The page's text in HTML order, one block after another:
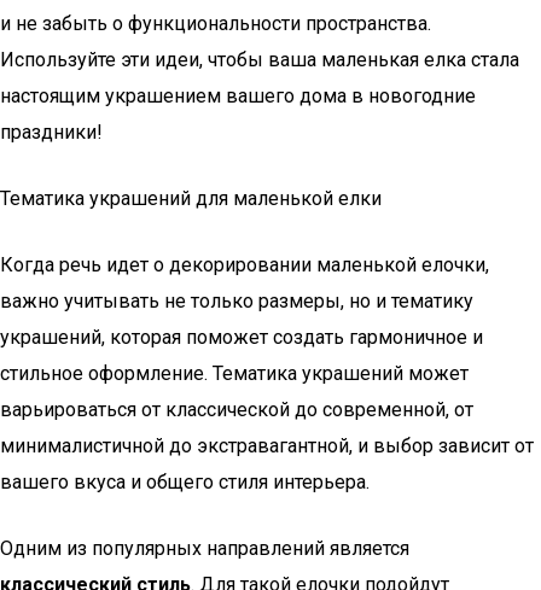
и не забыть о функциональности пространства.
Используйте эти идеи, чтобы ваша маленькая елка стала
настоящим украшением вашего дома в новогодние
праздники!
Тематика украшений для маленькой елки
Когда речь идет о декорировании маленькой елочки,
важно учитывать не только размеры, но и тематику
украшений, которая поможет создать гармоничное и
стильное оформление. Тематика украшений может
варьироваться от классической до современной, от
минималистичной до экстравагантной, и выбор зависит от
вашего вкуса и общего стиля интерьера.
Одним из популярных направлений является
классический стиль. Для такой елочки подойдут